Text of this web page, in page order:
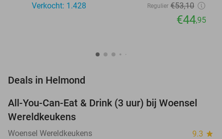
Verkocht: 1.428
Regulier €53,10
€44,95
Deals in Helmond
15%
All-You-Can-Eat & Drink (3 uur) bij Woensel
Wereldkeukens
Woensel Wereldkeukens 9.3 star